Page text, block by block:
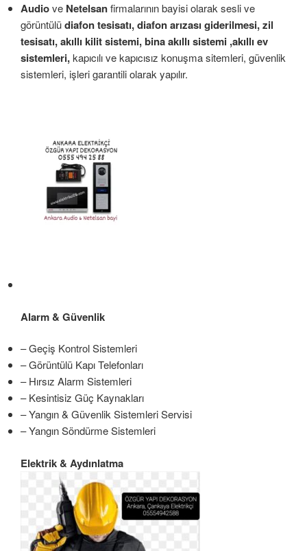
Audiove Netelsanfirmalarının bayisi olarak sesli ve
görüntülüdiafon tesisatı, diafon arızası giderilmesi, zil
tesisatı, akıllı kilit sistemi, bina akıllı sistemi ,akıllı ev
sistemleri,kapıcılı ve kapıcısız konuşma sitemleri, güvenlik
sistemleri, işleri garantili olarak yapılır.
Alarm & Güvenlik
– Geçiş Kontrol Sistemleri
– Görüntülü Kapı Telefonları
– Hırsız Alarm Sistemleri
– Kesintisiz Güç Kaynakları
– Yangın & Güvenlik Sistemleri Servisi
– Yangın Söndürme Sistemleri
Elektrik & Aydınlatma